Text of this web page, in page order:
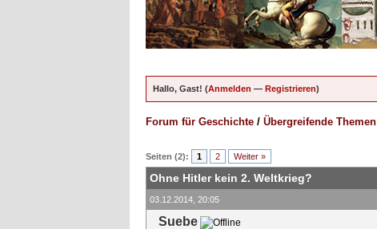
Hallo, Gast! (Anmelden — Registrieren)
Forum für Geschichte / Übergreifende Themen
Seiten (2): 1 2 Weiter »
Ohne Hitler kein 2. Weltkrieg?
03.12.2014, 20:05
Suebe